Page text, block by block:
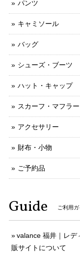
パンツ
キャミソール
バッグ
シューズ・ブーツ
ハット・キャップ
スカーフ・マフラー
アクセサリー
財布・小物
ご予約品
Guide ご利用ガ
valance 福井｜レデ
販サイトについて